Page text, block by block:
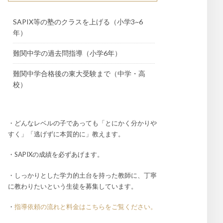
SAPIX等の塾のクラスを上げる（小学3~6
年）
難関中学の過去問指導（小学6年）
難関中学合格後の東大受験まで（中学・高
校）
・どんなレベルの子であっても「とにかく分かりや
すく」「逃げずに本質的に」教えます。
・SAPIXの成績を必ずあげます。
・しっかりとした学力的土台を持った教師に、丁寧
に教わりたいという生徒を募集しています。
・ 指導依頼の流れと料金はこちらをご覧ください。